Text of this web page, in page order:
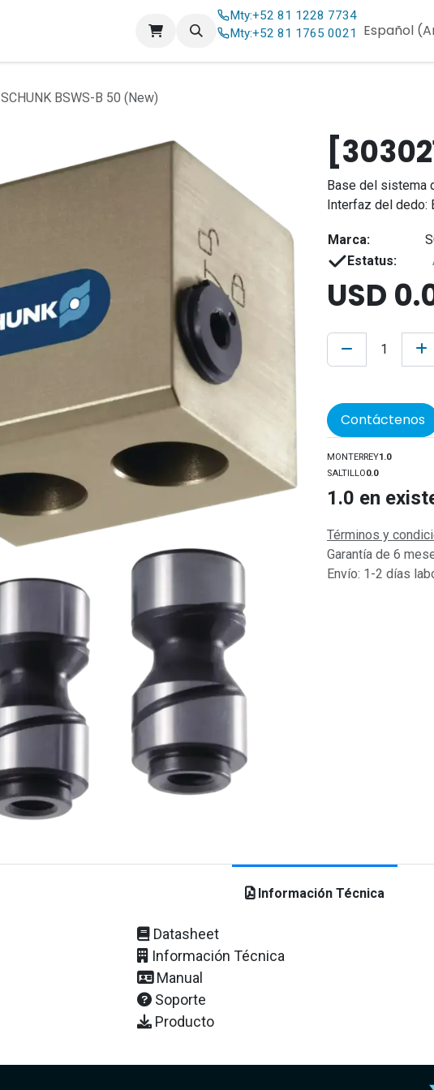
Contáctenos
Mty:+52 81 1228 7734
Mty:+52 81 1765 0021 Español
SCHUNK BSWS-B 50 (New)
Base del sistema
Interfaz del dedo:
Marca:
Estatus:
USD
Contáctenos
MONTERREY1.0
SALTILLO0.0
1.0 en
Términos y
Garantía de 6
Envío: 1-2 días
Información Técnica
Datasheet
Información Técnica
Manual
Soporte
Producto